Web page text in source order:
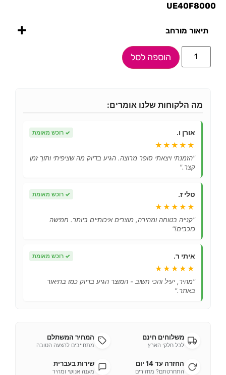
UE40F8000
תיאור מורחב
הוספה לסל
מה הלקוחות שלנו אומרים:
אורן ו. ✓ רוכש מאומת
★★★★★
"הזמנתי ויצאתי סופר מרוצה. הגיע בדיוק מה שציפיתי ותוך זמן
קצר."
טלי ז. ✓ רוכש מאומת
★★★★★
"קנייה בטוחה ומהירה, מוצרים איכותיים ביותר. חמישה
כוכבים!"
איתי ר. ✓ רוכש מאומת
★★★★★
"מהיר, יעיל והכי חשוב - המוצר הגיע בדיוק כמו בתיאור
באתר."
משלוחים חינם
לכל חלקי הארץ
המחיר המשתלם
מתחייבים להצעה הטובה
החזרה עד 14 יום
התחרטתם? מחזירים
שירות בעברית
מענה אנושי ומהיר